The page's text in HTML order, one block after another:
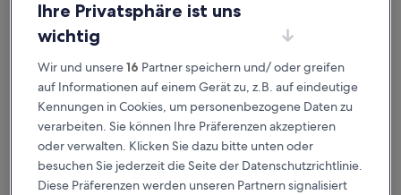
Pan Pacific Serviced Suites Ningbo
Pan Pacific Serviced Suites Ningbo
5.0-
Unterkunft
8.6
von
10,
Hervorragend,
Bewertungen)
8,6/10 Hervorragend (44 Bewertungen)
Der
Preis
beträgt
74 €
inkl. Steuern & Gebühren
10. Aug.–11. Aug.
Howard Johnson IFC Plaza Ningbo
Ihre Privatsphäre ist uns
wichtig
Wir und unsere16 Partner speichern und/ oder greifen
auf Informationen auf einem Gerät zu, z.B. auf eindeutige
Kennungen in Cookies, um personenbezogene Daten zu
verarbeiten. Sie können Ihre Präferenzen akzeptieren
oder verwalten. Klicken Sie dazu bitte unten oder
besuchen Sie jederzeit die Seite der Datenschutzrichtlinie.
Diese Präferenzen werden unseren Partnern signalisiert